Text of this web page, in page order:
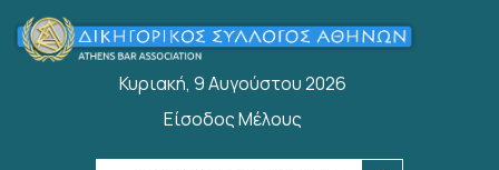
Welcome
Παράκαμψη προς το κυρίως περιεχόμενο
Κυριακή, 9 Αυγούστου 2026
User account menu
Είσοδος Μέλους